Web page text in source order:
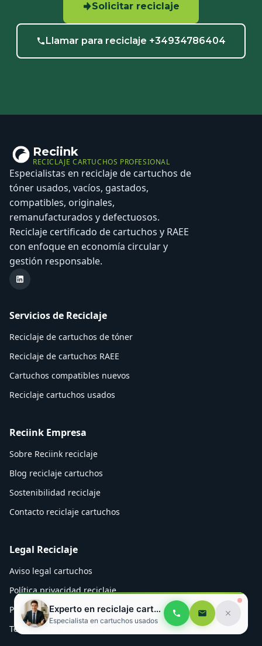
Solicitar reciclaje
Llamar para reciclaje +34934786404
Experto en reciclaje cartuchos
Especialista en cartuchos usados
Reciink
RECICLAJE CARTUCHOS PROFESIONAL
Especialistas en reciclaje de cartuchos de
tóner usados, vacíos, gastados,
compatibles, originales,
remanufacturados y defectuosos.
Reciclaje certificado de cartuchos y RAEE
con enfoque en economía circular y
gestión responsable.
LinkedIn Reciink
Servicios de Reciclaje
Reciclaje de cartuchos de tóner
Reciclaje de cartuchos RAEE
Cartuchos compatibles nuevos
Reciclaje cartuchos usados
Reciink Empresa
Sobre Reciink reciclaje
Blog reciclaje cartuchos
Sostenibilidad reciclaje
Contacto reciclaje cartuchos
Legal Reciclaje
Aviso legal cartuchos
Política privacidad reciclaje
Política cookies Reciink
Términos reciclaje cartuchos